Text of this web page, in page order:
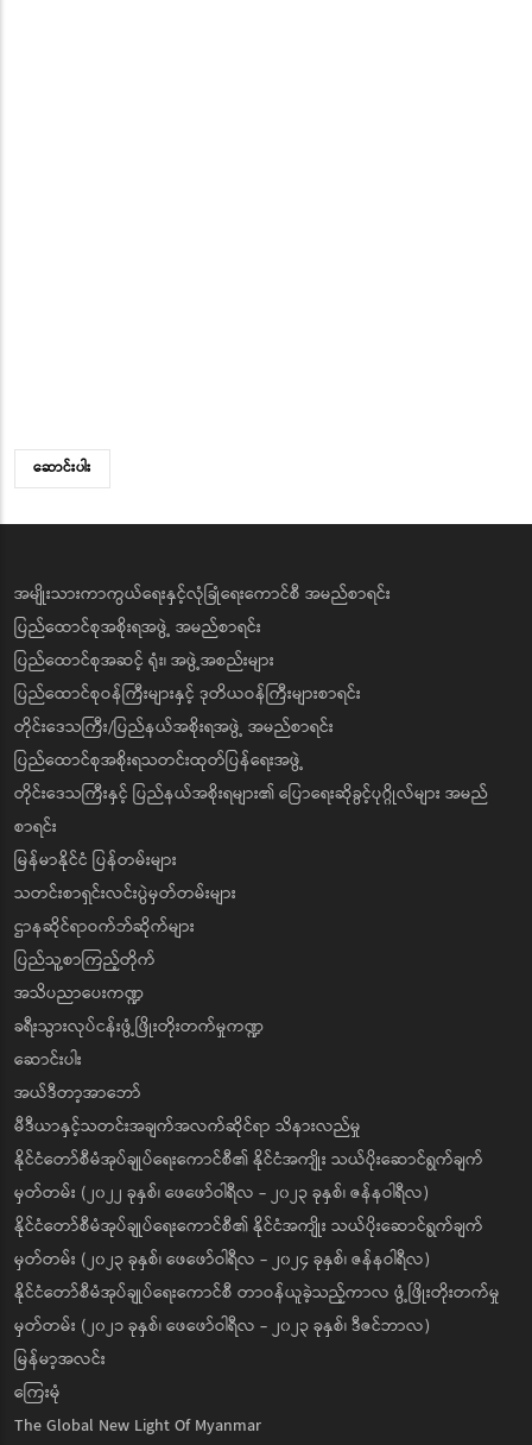
ဆောင်းပါး
အမျိုးသားကာကွယ်ရေးနှင့်လုံခြုံရေးကောင်စီ အမည်စာရင်း
ပြည်ထောင်စုအစိုးရအဖွဲ့ အမည်စာရင်း
ပြည်ထောင်စုအဆင့် ရုံး၊ အဖွဲ့အစည်းများ
ပြည်ထောင်စုဝန်ကြီးများနှင့် ဒုတိယဝန်ကြီးများစာရင်း
တိုင်းဒေသကြီး/ပြည်နယ်အစိုးရအဖွဲ့ အမည်စာရင်း
ပြည်ထောင်စုအစိုးရသတင်းထုတ်ပြန်ရေးအဖွဲ့
တိုင်းဒေသကြီးနှင့် ပြည်နယ်အစိုးရများ၏ ပြောရေးဆိုခွင့်ပုဂ္ဂိုလ်များ အမည်
စာရင်း
မြန်မာနိုင်ငံ ပြန်တမ်းများ
သတင်းစာရှင်းလင်းပွဲမှတ်တမ်းများ
ဌာနဆိုင်ရာဝက်ဘ်ဆိုက်များ
ပြည်သူ့စာကြည့်တိုက်
အသိပညာပေးကဏ္ဍ
ခရီးသွားလုပ်ငန်းဖွံ့ဖြိုးတိုးတက်မှုကဏ္ဍ
ဆောင်းပါး
အယ်ဒီတာ့အာဘော်
မီဒီယာနှင့်သတင်းအချက်အလက်ဆိုင်ရာ သိနားလည်မှု
နိုင်ငံတော်စီမံအုပ်ချုပ်ရေးကောင်စီ၏ နိုင်ငံအကျိုး သယ်ပိုးဆောင်ရွက်ချက်
မှတ်တမ်း (၂၀၂၂ ခုနှစ်၊ ဖေဖော်ဝါရီလ - ၂၀၂၃ ခုနှစ်၊ ဇန်နဝါရီလ)
နိုင်ငံတော်စီမံအုပ်ချုပ်ရေးကောင်စီ၏ နိုင်ငံအကျိုး သယ်ပိုးဆောင်ရွက်ချက်
မှတ်တမ်း (၂၀၂၃ ခုနှစ်၊ ဖေဖော်ဝါရီလ - ၂၀၂၄ ခုနှစ်၊ ဇန်နဝါရီလ)
နိုင်ငံတော်စီမံအုပ်ချုပ်ရေးကောင်စီ တာဝန်ယူခဲ့သည့်ကာလ ဖွံ့ဖြိုးတိုးတက်မှု
မှတ်တမ်း (၂၀၂၁ ခုနှစ်၊ ဖေဖော်ဝါရီလ - ၂၀၂၃ ခုနှစ်၊ ဒီဇင်ဘာလ)
မြန်မာ့အလင်း
ကြေးမုံ
The Global New Light Of Myanmar